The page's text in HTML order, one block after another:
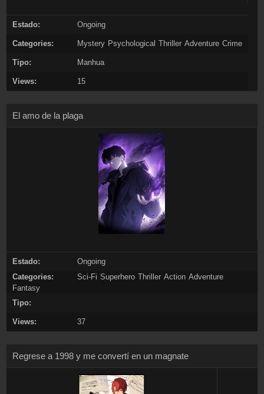
Estado: Ongoing
Categories: Mystery Psychological Thriller Adventure Crime
Tipo: Manhua
Views: 15
El amo de la plaga
Estado:
Ongoing
Categories:
Sci-Fi Superhero Thriller Action Adventure
Fantasy
Tipo:
Views: 37
Regrese a 1998 y me convertí en un magnate